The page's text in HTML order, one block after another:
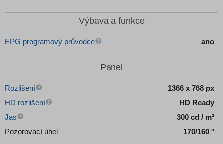
Výbava a funkce
EPG programový průvodce ano
Panel
Rozlišení
1366 x 768 px
HD rozlišení
HD Ready
Jas
300 cd / m²
Pozorovací úhel
170/160 °